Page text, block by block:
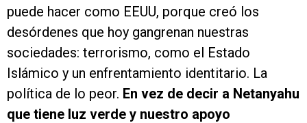
puede hacer como EEUU, porque creó los
desórdenes que hoy gangrenan nuestras
sociedades: terrorismo, como el Estado
Islámico y un enfrentamiento identitario. La
política de lo peor. En vez de decir a Netanyahu
que tiene luz verde y nuestro apoyo